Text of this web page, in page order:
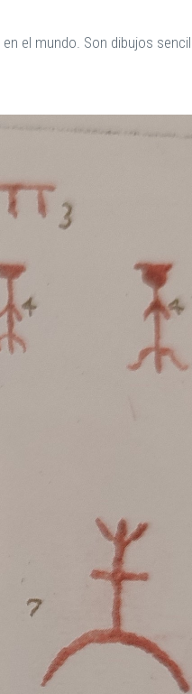
el mundo. Son dibujos